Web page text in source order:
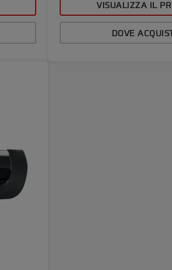
VISUALIZZA IL
DOVE